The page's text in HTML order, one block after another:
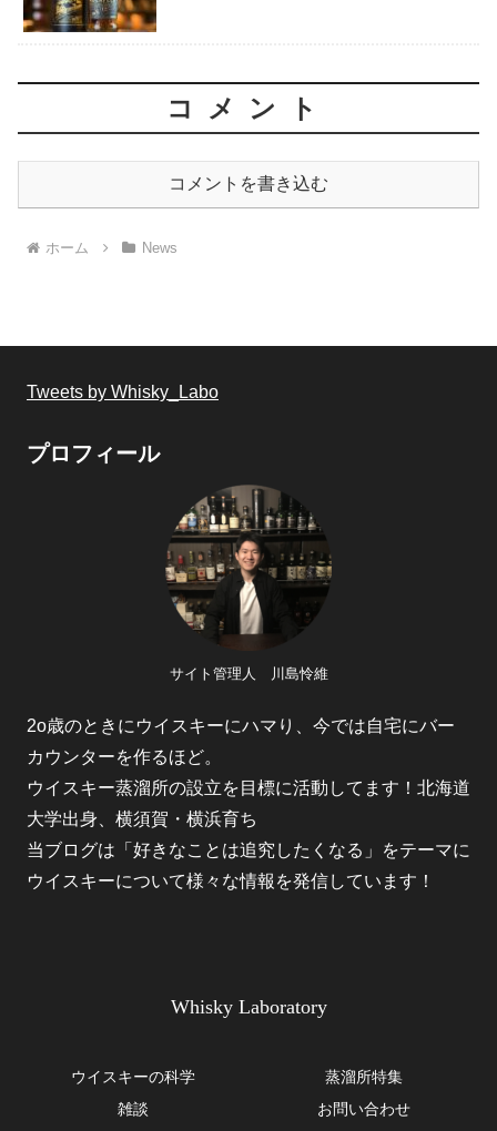
コメント
コメントを書き込む
ホーム News
Tweets by Whisky_Labo
プロフィール
サイト管理人 川島怜維
2o歳のときにウイスキーにハマり、今では自宅にバー
カウンターを作るほど。
ウイスキー蒸溜所の設立を目標に活動してます！北海道
大学出身、横須賀・横浜育ち
当ブログは「好きなことは追究したくなる」をテーマに
ウイスキーについて様々な情報を発信しています！
Whisky Laboratory
ウイスキーの科学
蒸溜所特集
雑談
お問い合わせ